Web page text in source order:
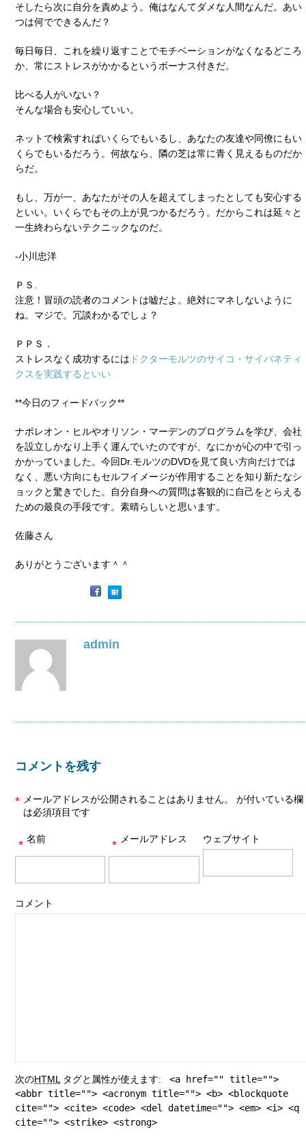
そしたら次に自分を責めよう。俺はなんてダメな人間なんだ。あい
つは何でできるんだ？
毎日毎日、これを繰り返すことでモチベーションがなくなるどころ
か、常にストレスがかかるというボーナス付きだ。
比べる人がいない？
そんな場合も安心していい。
ネットで検索すればいくらでもいるし、あなたの友達や同僚にもい
くらでもいるだろう。何故なら、隣の芝は常に青く見えるものだか
らだ。
もし、万が一、あなたがその人を超えてしまったとしても安心する
といい。いくらでもその上が見つかるだろう。だからこれは延々と
一生終わらないテクニックなのだ。
-小川忠洋
ＰＳ.
注意！冒頭の読者のコメントは嘘だよ。絶対にマネしないように
ね。マジで。冗談わかるでしょ？
ＰＰＳ．
ストレスなく成功するには ドクターモルツのサイコ・サイバネティ
クスを実践するといい
**今日のフィードバック**
ナポレオン・ヒルやオリソン・マーデンのプログラムを学び、会社
を設立しかなり上手く運んでいたのですが、なにかが心の中で引っ
かかっていました。今回Dr.モルツのDVDを見て良い方向だけでは
なく、悪い方向にもセルフイメージが作用することを知り新たなシ
ョックと驚きでした。自分自身への質問は客観的に自己をとらえる
ための最良の手段です。素晴らしいと思います。
佐藤さん
ありがとうございます＾＾
admin
コメントを残す
メールアドレスが公開されることはありません。
*
が付いている欄
は必須項目です
名前
* メールアドレス
* ウェブサイト
コメント
次のHTML タグと属性が使えます:
<a href="" title="">
<abbr title=""> <acronym title=""> <b> <blockquote
cite=""> <cite> <code> <del datetime=""> <em> <i> <q
cite=""> <strike> <strong>